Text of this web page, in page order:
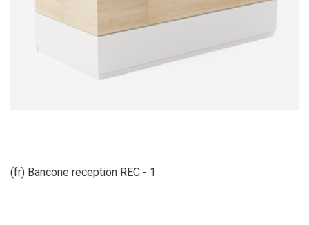
(fr) Bancone reception REC - 1